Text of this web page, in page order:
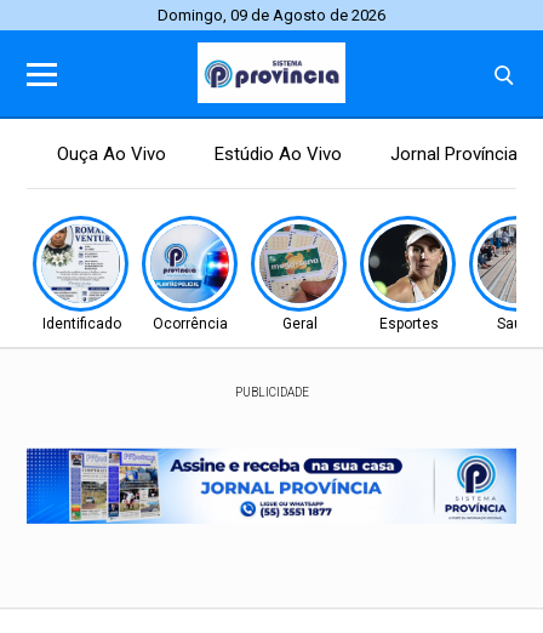
Domingo, 09 de Agosto de 2026
Ouça Ao Vivo Estúdio Ao Vivo Jornal Província
Identificado Ocorrência Geral Esportes Saúde
PUBLICIDADE